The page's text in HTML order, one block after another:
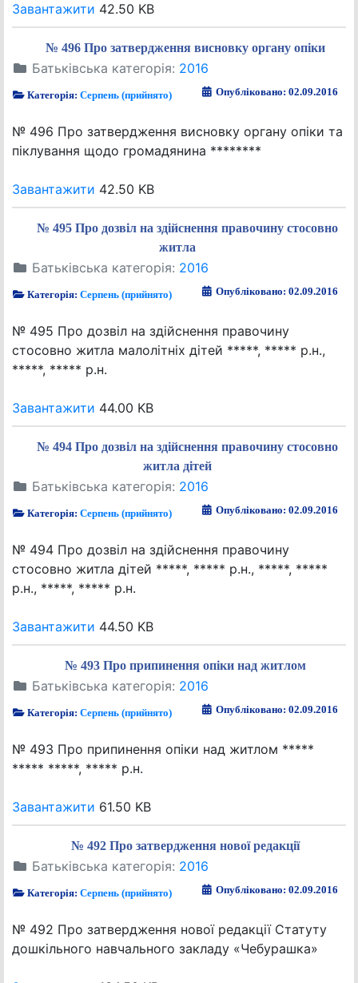
Завантажити 42.50 KB
№ 496 Про затвердження висновку органу опіки
Батьківська категорія: 2016
Категорія:Серпень (прийнято) Опубліковано: 02.09.2016
№ 496 Про затвердження висновку органу опіки та
піклування щодо громадянина ********
Завантажити 42.50 KB
№ 495 Про дозвіл на здійснення правочину стосовно
житла
Батьківська категорія: 2016
Категорія:Серпень (прийнято) Опубліковано: 02.09.2016
№ 495 Про дозвіл на здійснення правочину
стосовно житла малолітніх дітей *****, ***** р.н.,
*****, ***** р.н.
Завантажити 44.00 KB
№ 494 Про дозвіл на здійснення правочину стосовно
житла дітей
Батьківська категорія: 2016
Категорія:Серпень (прийнято) Опубліковано: 02.09.2016
№ 494 Про дозвіл на здійснення правочину
стосовно житла дітей *****, ***** р.н., *****, *****
р.н., *****, ***** р.н.
Завантажити 44.50 KB
№ 493 Про припинення опіки над житлом
Батьківська категорія: 2016
Категорія:Серпень (прийнято) Опубліковано: 02.09.2016
№ 493 Про припинення опіки над житлом *****
***** *****, ***** р.н.
Завантажити 61.50 KB
№ 492 Про затвердження нової редакції
Батьківська категорія: 2016
Категорія:Серпень (прийнято) Опубліковано: 02.09.2016
№ 492 Про затвердження нової редакції Статуту
дошкільного навчального закладу «Чебурашка»